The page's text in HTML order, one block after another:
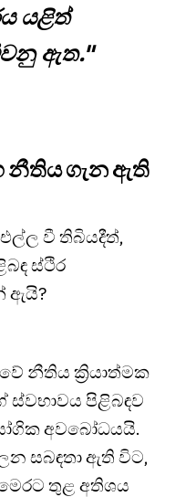
යළිත්
ඇත."
නීතිය ගැන ඇති
වී තිබියදීත්,
ස්ථිර
ඇයි?
නීතිය ක්‍රියාත්මක
පිළිබඳව
අවබෝධයයි.
සබඳතා ඇති විට,
තුළ අතිශය